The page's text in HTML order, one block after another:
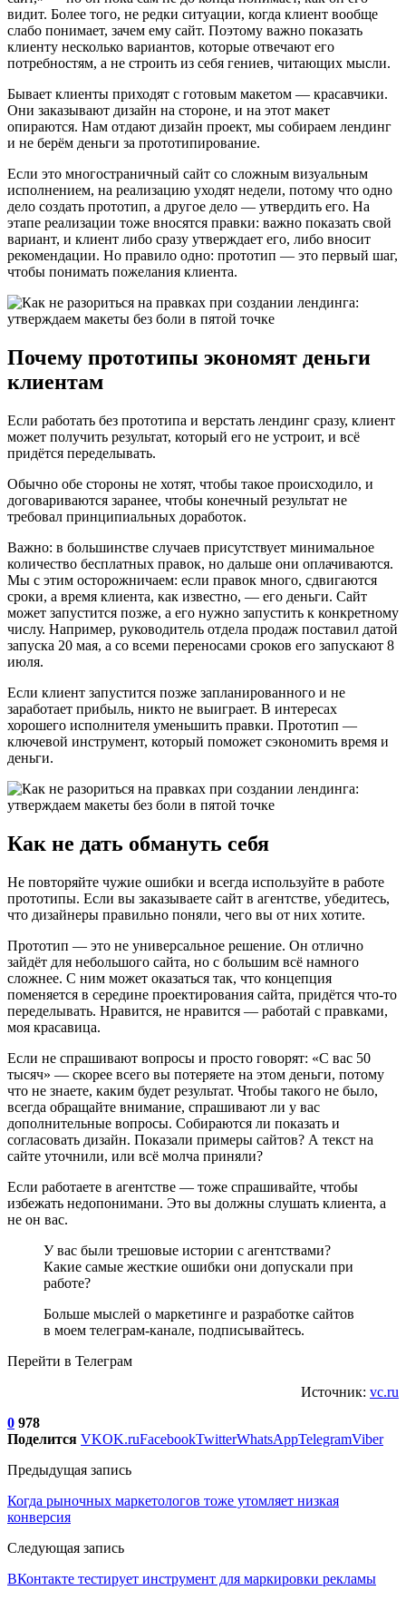
видит. Более того, не редки ситуации, когда клиент вообще
слабо понимает, зачем ему сайт. Поэтому важно показать
клиенту несколько вариантов, которые отвечают его
потребностям, а не строить из себя гениев, читающих мысли.
Бывает клиенты приходят с готовым макетом — красавчики.
Они заказывают дизайн на стороне, и на этот макет
опираются. Нам отдают дизайн проект, мы собираем лендинг
и не берём деньги за прототипирование.
Если это многостраничный сайт со сложным визуальным
исполнением, на реализацию уходят недели, потому что одно
дело создать прототип, а другое дело — утвердить его. На
этапе реализации тоже вносятся правки: важно показать свой
вариант, и клиент либо сразу утверждает его, либо вносит
рекомендации. Но правило одно: прототип — это первый шаг,
чтобы понимать пожелания клиента.
Почему прототипы экономят деньги
клиентам
Если работать без прототипа и верстать лендинг сразу, клиент
может получить результат, который его не устроит, и всё
придётся переделывать.
Обычно обе стороны не хотят, чтобы такое происходило, и
договариваются заранее, чтобы конечный результат не
требовал принципиальных доработок.
Важно: в большинстве случаев присутствует минимальное
количество бесплатных правок, но дальше они оплачиваются.
Мы с этим осторожничаем: если правок много, сдвигаются
сроки, а время клиента, как известно, — его деньги. Сайт
может запустится позже, а его нужно запустить к конкретному
числу. Например, руководитель отдела продаж поставил датой
запуска 20 мая, а со всеми переносами сроков его запускают 8
июля.
Если клиент запустится позже запланированного и не
заработает прибыль, никто не выиграет. В интересах
хорошего исполнителя уменьшить правки. Прототип —
ключевой инструмент, который поможет сэкономить время и
деньги.
Как не дать обмануть себя
Не повторяйте чужие ошибки и всегда используйте в работе
прототипы. Если вы заказываете сайт в агентстве, убедитесь,
что дизайнеры правильно поняли, чего вы от них хотите.
Прототип — это не универсальное решение. Он отлично
зайдёт для небольшого сайта, но с большим всё намного
сложнее. С ним может оказаться так, что концепция
поменяется в середине проектирования сайта, придётся что-то
переделывать. Нравится, не нравится — работай с правками,
моя красавица.
Если не спрашивают вопросы и просто говорят: «С вас 50
тысяч» — скорее всего вы потеряете на этом деньги, потому
что не знаете, каким будет результат. Чтобы такого не было,
всегда обращайте внимание, спрашивают ли у вас
дополнительные вопросы. Собираются ли показать и
согласовать дизайн. Показали примеры сайтов? А текст на
сайте уточнили, или всё молча приняли?
Если работаете в агентстве — тоже спрашивайте, чтобы
избежать недопонимани. Это вы должны слушать клиента, а
не он вас.
У вас были трешовые истории с агентствами?
Какие самые жесткие ошибки они допускали при
работе?
Больше мыслей о маркетинге и разработке сайтов
в моем телеграм-канале, подписывайтесь.
Перейти в Телеграм
Источник: vc.ru
0 978
Поделится VKOK.ruFacebookTwitterWhatsAppTelegramViber
Предыдущая запись
Когда рыночных маркетологов тоже утомляет низкая
конверсия
Следующая запись
ВКонтакте тестирует инструмент для маркировки рекламы